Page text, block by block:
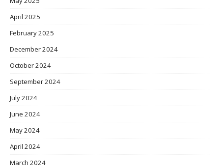
April 2025
February 2025
December 2024
October 2024
September 2024
July 2024
June 2024
May 2024
April 2024
March 2024